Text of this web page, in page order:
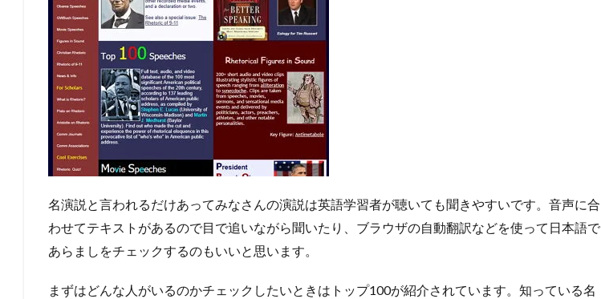
名演説と言われるだけあってみなさんの演説は英語学習者が聴いても聞きやすいです。音声に合
わせてテキストがあるので目で追いながら聞いたり、ブラウザの自動翻訳などを使って日本語で
あらましをチェックするのもいいと思います。
まずはどんな人がいるのかチェックしたいときはトップ100が紹介されています。知っている名